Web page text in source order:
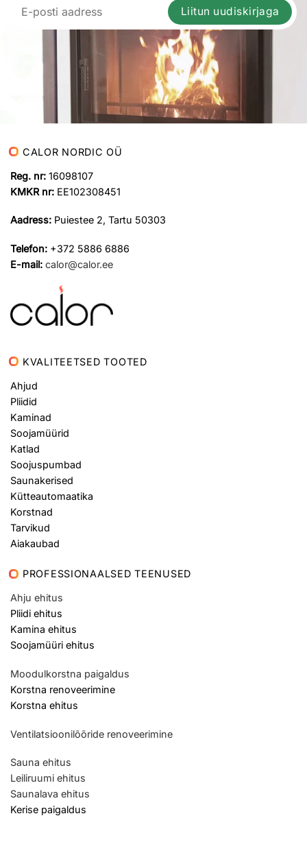
Liitun uudiskirjaga
CALOR NORDIC OÜ
Reg. nr: 16098107
KMKR nr: EE102308451
Aadress: Puiestee 2, Tartu 50303
Telefon: +372 5886 6886
E-mail: calor@calor.ee
KVALITEETSED TOOTED
Ahjud
Pliidid
Kaminad
Soojamüürid
Katlad
Soojuspumbad
Saunakerised
Kütteautomaatika
Korstnad
Tarvikud
Aiakaubad
PROFESSIONAALSED TEENUSED
Ahju ehitus
Pliidi ehitus
Kamina ehitus
Soojamüüri ehitus
Moodulkorstna paigaldus
Korstna renoveerimine
Korstna ehitus
Ventilatsioonilõõride renoveerimine
Sauna ehitus
Leiliruumi ehitus
Saunalava ehitus
Kerise paigaldus